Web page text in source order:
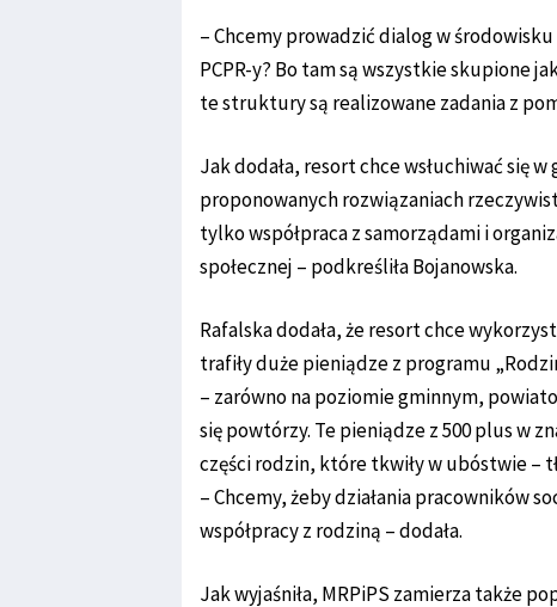
– Chcemy prowadzić dialog w
PCPR-y? Bo tam są wszystkie skupione
te struktury są realizowane zadania z
Jak dodała, resort chce wsłuchiwać się
proponowanych rozwiązaniach
tylko współpraca z samorządami i
społecznej – podkreśliła Bojanowska.
Rafalska dodała, że resort chce
trafiły duże pieniądze z programu
– zarówno na poziomie gminnym,
się powtórzy. Te pieniądze z 500 plus w
części rodzin, które tkwiły w ubóstwie –
– Chcemy, żeby działania pracowników
współpracy z rodziną – dodała.
Jak wyjaśniła, MRPiPS zamierza także